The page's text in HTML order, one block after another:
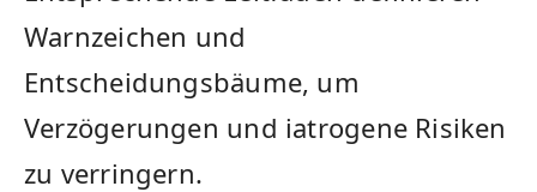
Warnzeichen und
Entscheidungsbäume, um
Verzögerungen und iatrogene Risiken
zu verringern.